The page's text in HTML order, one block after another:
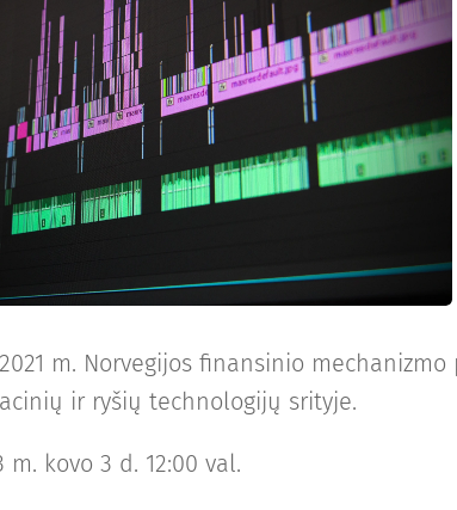
m. Norvegijos finansinio mechanizmo
ir ryšių technologijų srityje.
kovo 3 d. 12:00 val.